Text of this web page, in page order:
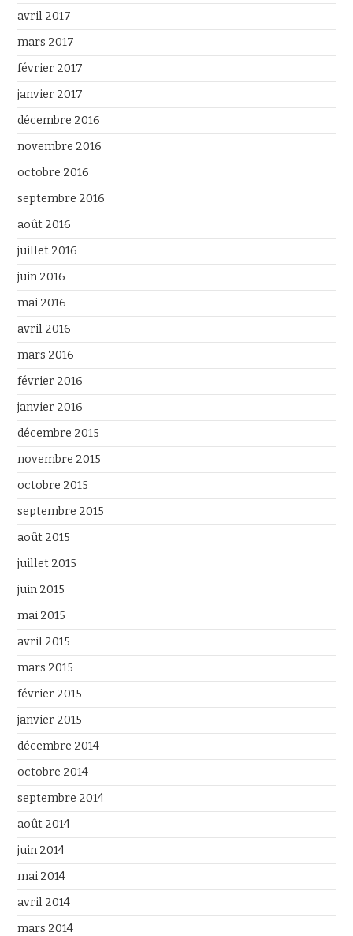
avril 2017
mars 2017
février 2017
janvier 2017
décembre 2016
novembre 2016
octobre 2016
septembre 2016
août 2016
juillet 2016
juin 2016
mai 2016
avril 2016
mars 2016
février 2016
janvier 2016
décembre 2015
novembre 2015
octobre 2015
septembre 2015
août 2015
juillet 2015
juin 2015
mai 2015
avril 2015
mars 2015
février 2015
janvier 2015
décembre 2014
octobre 2014
septembre 2014
août 2014
juin 2014
mai 2014
avril 2014
mars 2014